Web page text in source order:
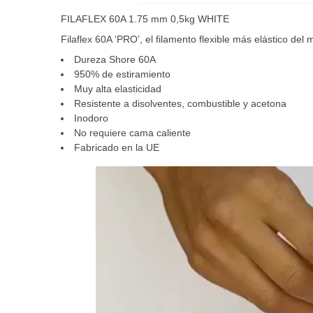
FILAFLEX 60A 1.75 mm 0,5kg WHITE
Filaflex 60A ‘PRO’, el filamento flexible más elástico
Dureza Shore 60A
950% de estiramiento
Muy alta elasticidad
Resistente a disolventes, combustible y acetona
Inodoro
No requiere cama caliente
Fabricado en la UE